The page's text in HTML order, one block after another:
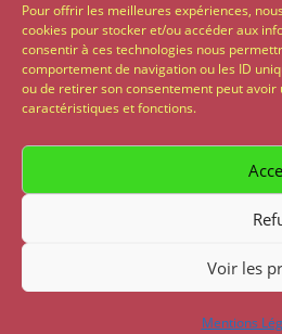
Pour offrir les meilleures expériences,
cookies pour stocker et/ou accéder aux
consentir à ces technologies nous
comportement de navigation ou les ID
ou de retirer son consentement peut
caractéristiques et fonctions.
Voir les
Mentions